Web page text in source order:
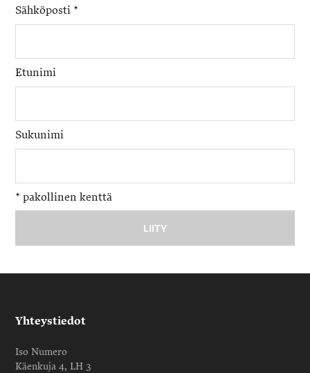
Sähköposti *
Etunimi
Sukunimi
* pakollinen kenttä
Yhteystiedot
Iso Numero
Käenkuja 4, LH 3